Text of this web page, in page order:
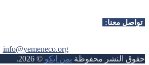
تواصل معنا:
info@yemeneco.org
حقوق النشر محفوظة يمن ايكو©
2026
.